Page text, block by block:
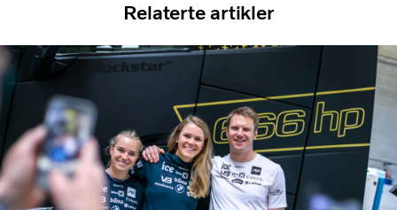
Relaterte artikler